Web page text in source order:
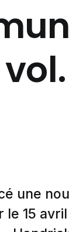
une
le 15